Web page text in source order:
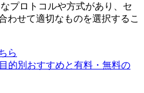
プロトコルや方式があり、セ
わせて適切なものを選択するこ
ら
的別おすすめと有料・無料の